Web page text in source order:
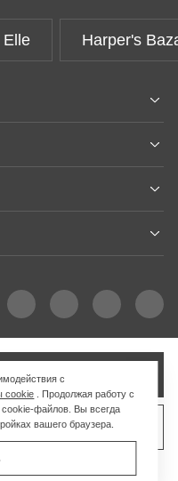
товар
Elle Harper's
с
cookie . Продолжая работу с
файлов. Вы всегда
вашего браузера.